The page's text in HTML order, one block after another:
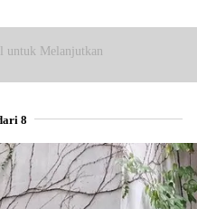
untuk Melanjutkan
8